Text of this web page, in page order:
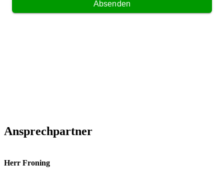
Ansprechpartner
Herr Froning